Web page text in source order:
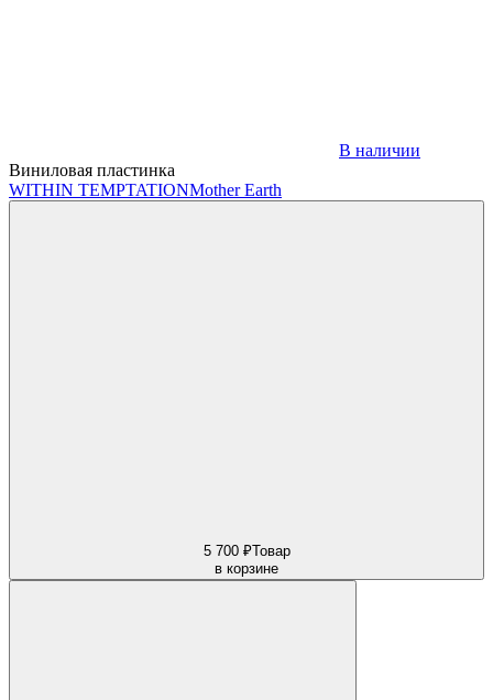
В наличии
Виниловая пластинка
WITHIN TEMPTATIONMother Earth
5 700 ₽Товар
в корзине